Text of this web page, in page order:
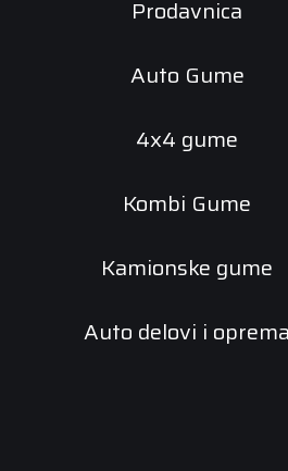
Prodavnica
Auto Gume
4x4 gume
Kombi Gume
Kamionske gume
Auto delovi i oprema